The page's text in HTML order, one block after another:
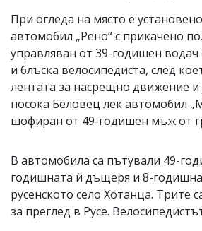
При огледа на място е
автомобил „Рено“ с прикачено
управляван от 39-годишен водач
и блъска велосипедиста, след
лентата за насрещно движение
посока Беловец лек автомобил
шофиран от 49-годишен мъж от
В автомобила са пътували 49-
годишната й дъщеря и 8-
русенското село Хотанца. Трите
за преглед в Русе.